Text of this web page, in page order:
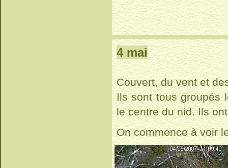
4 mai
Couvert, du vent et
Ils sont tous groupés
le centre du nid. Ils
On commence à voir